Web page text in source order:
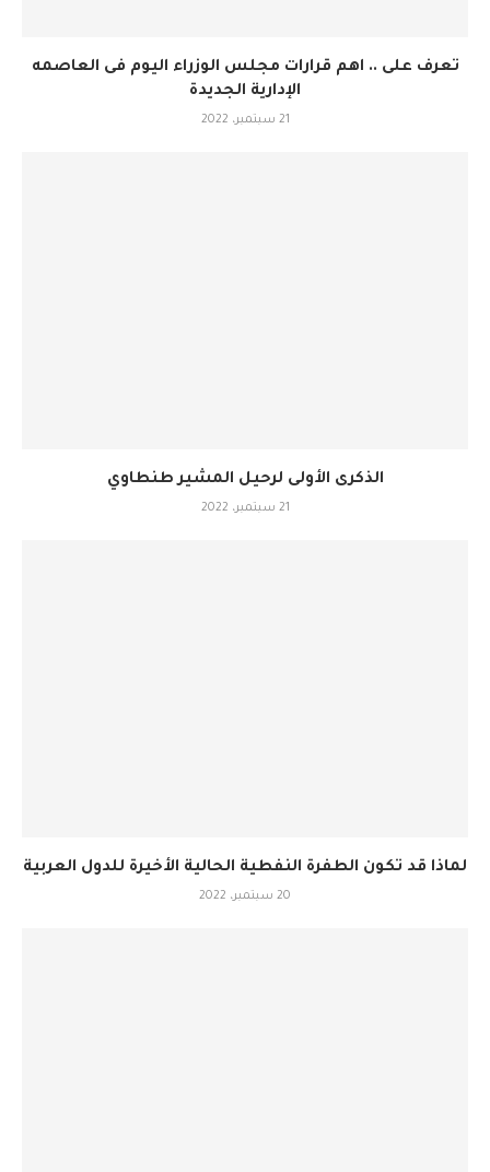
تعرف على .. اهم قرارات مجلس الوزراء اليوم فى العاصمه
الإدارية الجديدة
21 سبتمبر، 2022
الذكرى الأولى لرحيل المشير طنطاوي
21 سبتمبر، 2022
لماذا قد تكون الطفرة النفطية الحالية الأخيرة للدول العربية
20 سبتمبر، 2022